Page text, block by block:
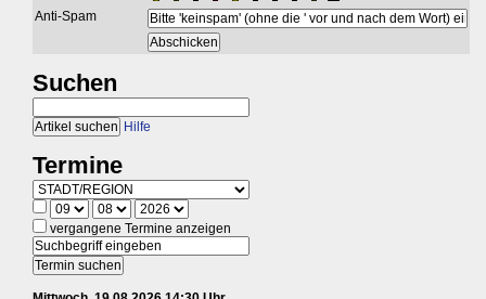
Anti-Spam
Suchen
Hilfe
Termine
vergangene Termine anzeigen